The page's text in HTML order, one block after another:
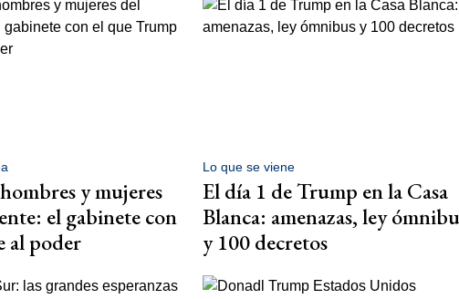
y mujeres
el gabinete con
al poder
Lo que se viene
El día 1 de Trump en la Casa
Blanca: amenazas, ley
y 100 decretos